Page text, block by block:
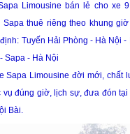
Limousine bán lẻ cho xe
Sapathuê riêng theo khung
Tuyến Hải Phòng - Hà Nội -
Sapa - Hà Nội
Sapa Limousineđời mới, chất
vụ đúng giờ, lịch sự, đưa đón
Bài.